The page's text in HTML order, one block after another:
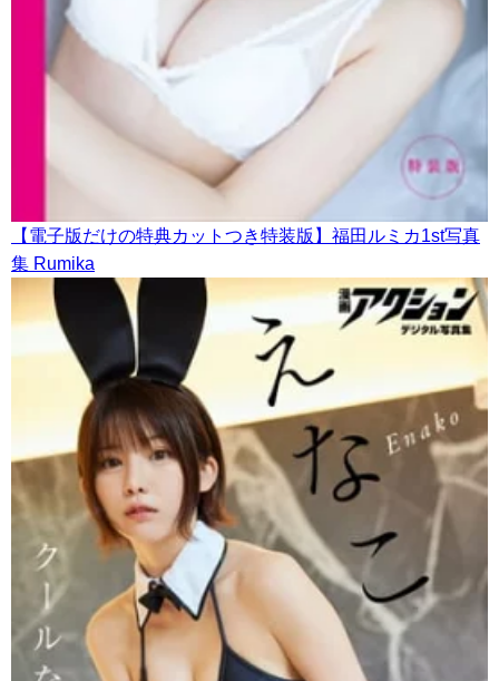
【電子版だけの特典カットつき特装版】福田ルミカ1st写真
集 Rumika